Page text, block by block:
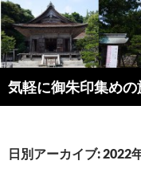
コ
ン
テ
ン
ツ
へ
ッ
気軽に御朱印集め
索
日別アーカイブ: 2022